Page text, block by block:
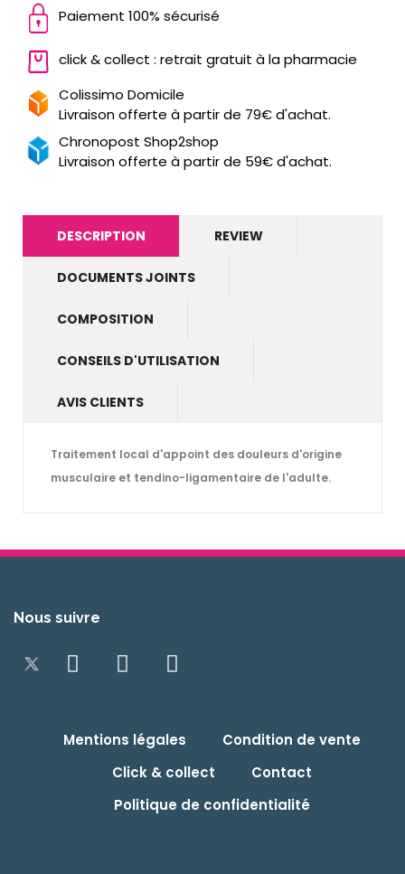
Paiement 100% sécurisé
click & collect : retrait gratuit à la pharmacie
Colissimo Domicile
Livraison offerte à partir de 79€ d'achat.
Chronopost Shop2shop
Livraison offerte à partir de 59€ d'achat.
DESCRIPTION REVIEW
DOCUMENTS JOINTS
COMPOSITION
CONSEILS D'UTILISATION
AVIS CLIENTS
Traitement local d'appoint des douleurs d'origine
musculaire et tendino-ligamentaire de l'adulte.
Nous suivre
Mentions légales
Condition de vente
Click & collect
Contact
Politique de confidentialité